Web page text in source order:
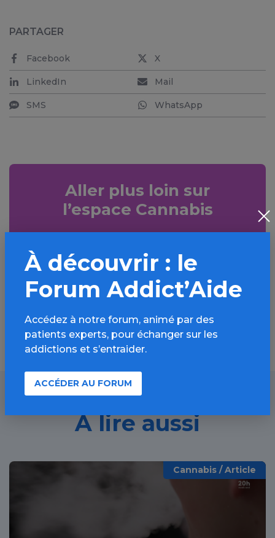
PARTAGER
Facebook X
LinkedIn Mail
SMS WhatsApp
Aller plus loin sur
l’espace Cannabis
Informations, parcours d’évaluations,
bonnes pratiques, FAQ, annuaires,
ressources, actualités...
Découvrir
À lire aussi
Cannabis / Article
À découvrir : le
Forum Addict’Aide
Accédez à notre forum, animé par des
patients experts, pour échanger sur les
addictions et s’entraider.
ACCÉDER AU FORUM